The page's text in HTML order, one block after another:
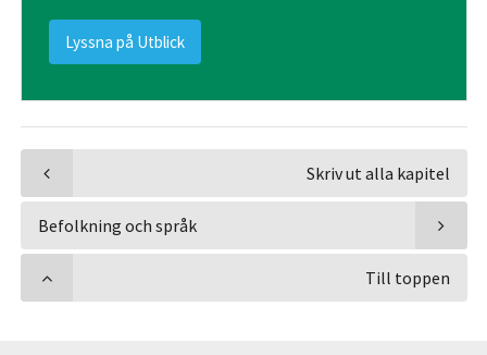
Lyssna på Utblick
Skriv ut alla kapitel
Befolkning och språk
Till toppen